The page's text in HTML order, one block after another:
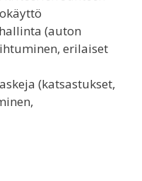
(auton
erilaiset
(katsastukset,